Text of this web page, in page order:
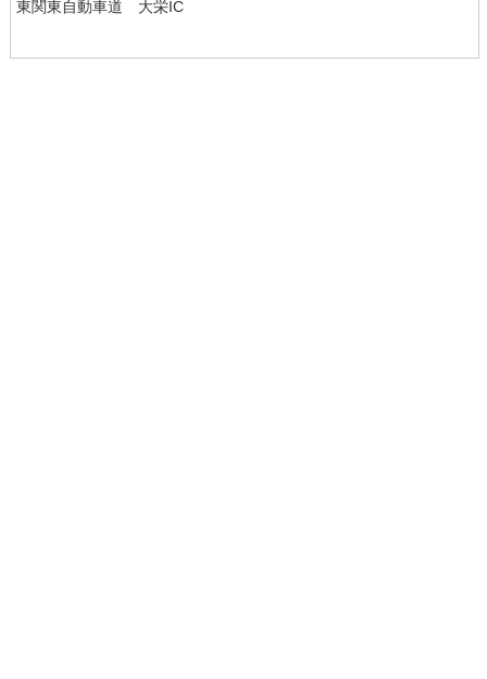
東関東自動車道 大栄IC